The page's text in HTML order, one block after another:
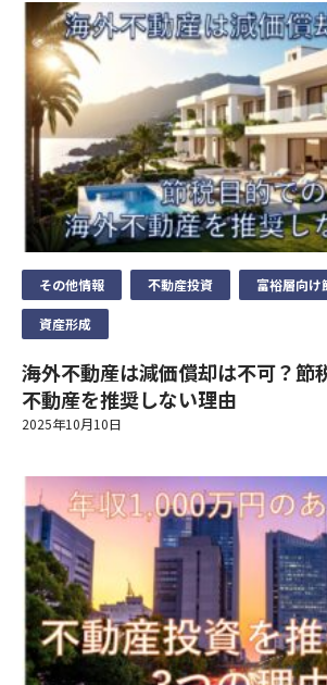
その他情報 不動産投資 富裕層向け
資産形成
海外不動産は減価償却は不可？節
不動産を推奨しない理由
2025年10月10日
7）個人データの第三者への提供
当社は、個人データを第三者に提供するにあ
除き、ご本人の同意なく第三者に個人データ
①法令に基づく場合
②人の生命、身体又は財産の保護のために必
て、本人の同意を得ることが困難であるとき。
③公衆衛生の向上又は児童の健全な育成推進
ある場合であって、本人の同意を得ることが
の定める事務を遂行することに対して協力する
あって、本人の同意を得ることにより当該事務
ぼすおそれがあるとき。
⑤当社が受託する保険募集業務を遂行するに
保険会社に個人データを提供する場合
労働組合への加盟、人種および民族、門地お
および性生活ならびに犯罪歴に関する情報(以
情報」といいます)を掲げる場合を除くほか、
第三者提供を行いません。
①法令等に基づく場合
②人の生命、身体又は財産の保護のために必
③公衆衛生の向上又は児童の健全な育成の推
ージに記載してあります。
4) 利用目的の変更
上記の利用目的を変更する場合には、相当の
理的に認められる範囲においてのみ行い、そ
し、原則として書面等（電磁的記録を含む。
通知し、または当社のホームページなどによ
5）個人情報の取得
当社は、業務上必要な範囲で、かつ、適法で
人情報を取得します。
当サイトでは、Googleによるアクセス解析ツ
リティクス」を使用しています。このGoogle
匿名で収集されており、個人を特定するもの
この機能はCookieを無効にすることで収集を
約に関しての詳細はGoogleアナリティクスサ
ページやGoogleポリシーと規約ページをご覧
6）個人データの安全管理措置
当社は、取扱う個人データの漏えい、減失ま
他の個人データの安全管理のため、安全管理
などの整備および実施体制の整備など、十分
を講じるとともに、利用目的の達成に必要と
お住まいの都道府県
電話番号
メールアドレス
ご興味のある内容
シミュレーション結果
年間家賃収入
万円
節税金額
万円
1）法令等の遵守
当社は、個人情報の保護に関する法律(個人情
関連法令および関係官庁のガイドラインなど
2）従業員教育
当社は、個人情報の取扱いが適正に行われる
育・指導を徹底します。
3）個人情報の利用目的
セットライフエージェンシー株式会社は、お
取扱いについて、個人情報保護法、個人情報保
の規範を遵守いたします。
当社は、個人情報保護の観点から、お問い合わ
みに利用いたします。
①当社事業に関してお問い合わせいただいた内
め。
③当社のサービスのご案内・サポート情報を
④当社が委託を受けている保険募集業務および
連するサービスの提供等のため。なお、当社に
の委託を行う保険会社の利用目的は、それぞれ
ージに記載してあります。
4) 利用目的の変更
上記の利用目的を変更する場合には、相当の
お名前
年齢
年収
お住まいの都道府県
電話番号
お名前
年齢
年収
お住まいの都道府県
電話番号
②当社事業に関してご請求いただいた各種資料
③当社のサービスのご案内・サポート情報を
④当社が委託を受けている保険募集業務およ
連するサービスの提供等のため。なお、当社
の委託を行う保険会社の利用目的は、それぞ
ージに記載してあります。
4) 利用目的の変更
上記の利用目的を変更する場合には、相当の
理的に認められる範囲においてのみ行い、そ
し、原則として書面等（電磁的記録を含む。以
通知し、または当社のホームページなどにより
5）個人情報の取得
当社は、業務上必要な範囲で、かつ、適法で
人情報を取得します。
当サイトでは、Googleによるアクセス解析ツ
データの収集のためにCookieを使用していま
匿名で収集されており、個人を特定するもの
この機能はCookieを無効にすることで収集を
来ますので、お使いのブラウザの設定をご確認
約に関しての詳細はGoogleアナリティクスサ
ページやGoogleポリシーと規約ページをご覧
6）個人データの安全管理措置
年収
お住まいの都道府県
電話番号
ご興味のある内容
お問合せ内容
シミュレーション結果
負担額
円/月